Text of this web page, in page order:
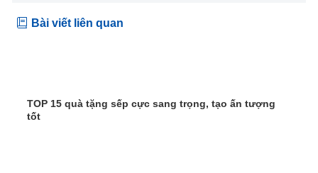
Bài viết liên quan
TOP 15 quà tặng sếp cực sang trọng, tạo ấn tượng
tốt